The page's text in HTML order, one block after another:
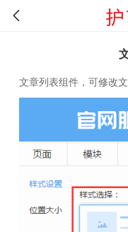
文章列表组件，可修改